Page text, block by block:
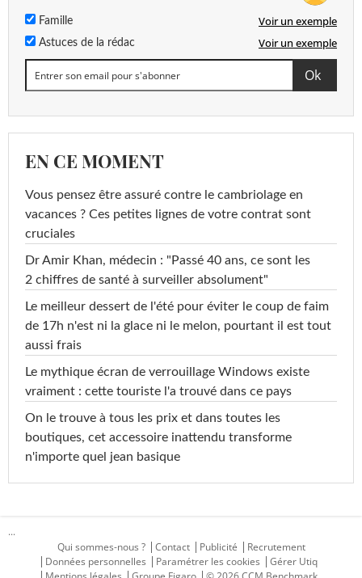
Famille Voir un exemple
Astuces de la rédac Voir un exemple
EN CE MOMENT
Vous pensez être assuré contre le cambriolage en
vacances ? Ces petites lignes de votre contrat sont
cruciales
Dr Amir Khan, médecin : "Passé 40 ans, ce sont les
2 chiffres de santé à surveiller absolument"
Le meilleur dessert de l'été pour éviter le coup de faim
de 17h n'est ni la glace ni le melon, pourtant il est tout
aussi frais
Le mythique écran de verrouillage Windows existe
vraiment : cette touriste l'a trouvé dans ce pays
On le trouve à tous les prix et dans toutes les
boutiques, cet accessoire inattendu transforme
n'importe quel jean basique
...
Qui sommes-nous ?
Contact Publicité
Recrutement
Données personnelles
Paramétrer les cookies
Gérer Utiq